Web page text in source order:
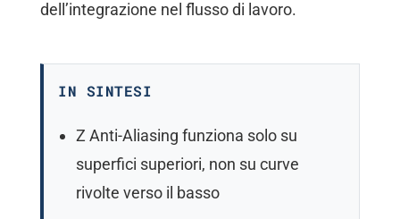
dell’integrazione nel flusso di lavoro.
IN SINTESI
Z Anti-Aliasing funziona solo su
superfici superiori, non su curve
rivolte verso il basso